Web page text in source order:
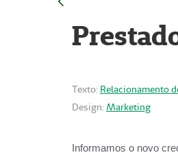
Texto: Relacionamento
Design: Marketing
Informamos o novo